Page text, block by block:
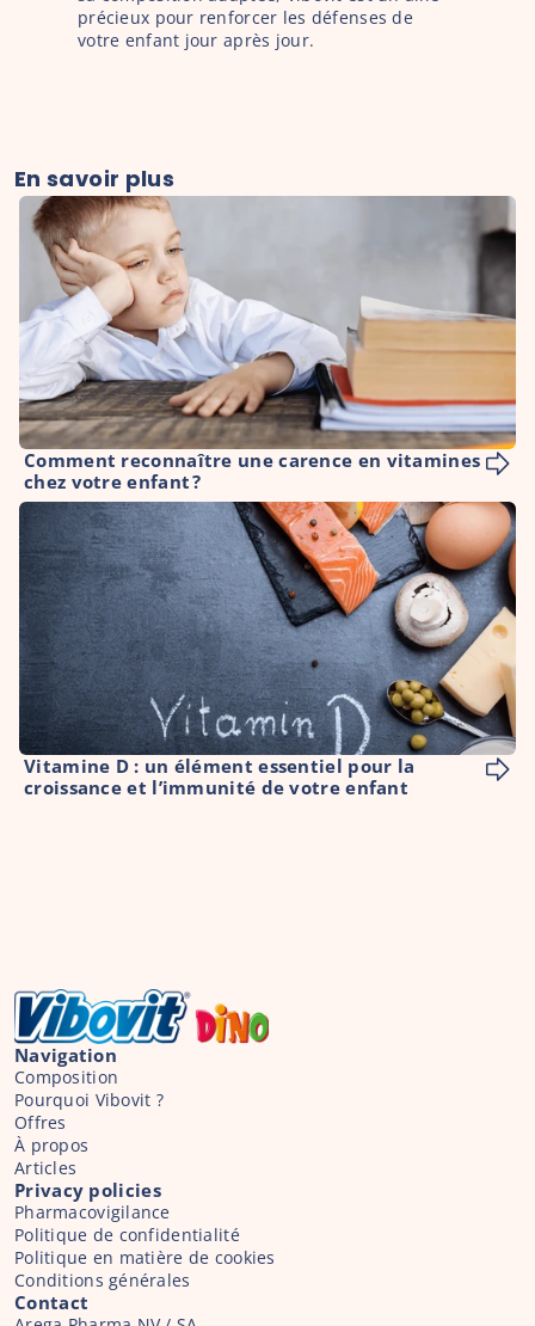
précieux pour renforcer les défenses de
votre enfant jour après jour.
En savoir plus
Comment reconnaître une carence en vitamines
chez votre enfant ?
Vitamine D : un élément essentiel pour la
croissance et l’immunité de votre enfant
Navigation
Composition
Pourquoi Vibovit ?
Offres
À propos
Articles
Privacy policies
Pharmacovigilance
Politique de confidentialité
Politique en matière de cookies
Conditions générales
Contact